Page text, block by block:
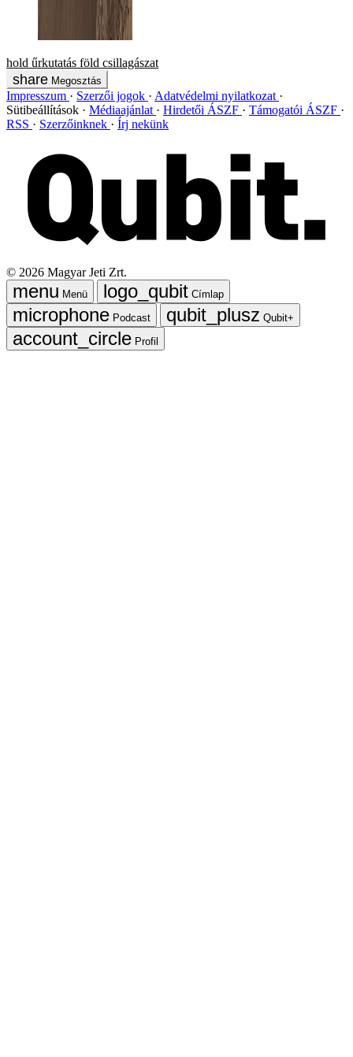
hold űrkutatás föld csillagászat
Megosztás
Impresszum Szerzői jogok
Adatvédelmi nyilatkozat
Sütibeállítások
Médiaajánlat Hirdetői ÁSZF
Támogatói ÁSZF
RSS
Szerzőinknek Írj nekünk
© 2026 Magyar Jeti Zrt.
Menü
Címlap
Podcast
Qubit+
Profil